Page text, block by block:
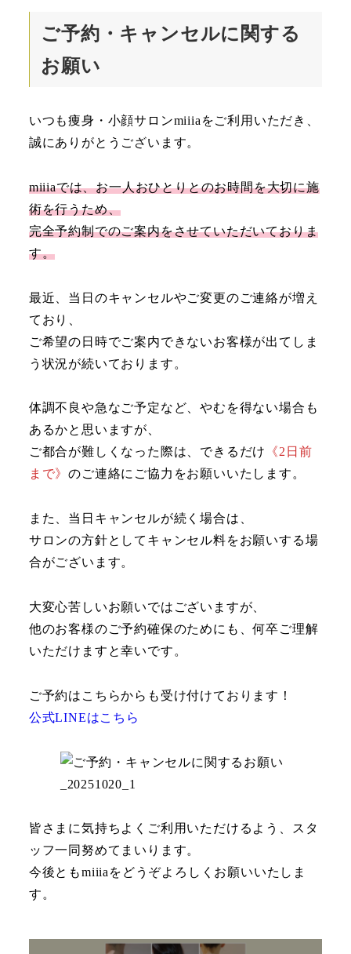
ご予約・キャンセルに関する
お願い
いつも痩身・小顔サロンmiiiaをご利用いただき、
誠にありがとうございます。
miiiaでは、お一人おひとりとのお時間を大切に施
術を行うため、
完全予約制でのご案内をさせていただいておりま
す。
最近、当日のキャンセルやご変更のご連絡が増え
ており、
ご希望の日時でご案内できないお客様が出てしま
う状況が続いております。
体調不良や急なご予定など、やむを得ない場合も
あるかと思いますが、
ご都合が難しくなった際は、できるだけ
《2日前
まで》のご連絡にご協力をお願いいたします。
また、当日キャンセルが続く場合は、
サロンの方針としてキャンセル料をお願いする場
合がございます。
大変心苦しいお願いではございますが、
他のお客様のご予約確保のためにも、何卒ご理解
いただけますと幸いです。
ご予約はこちらからも受け付けております！
公式LINEはこちら
皆さまに気持ちよくご利用いただけるよう、スタ
ッフ一同努めてまいります。
今後ともmiiiaをどうぞよろしくお願いいたしま
す。